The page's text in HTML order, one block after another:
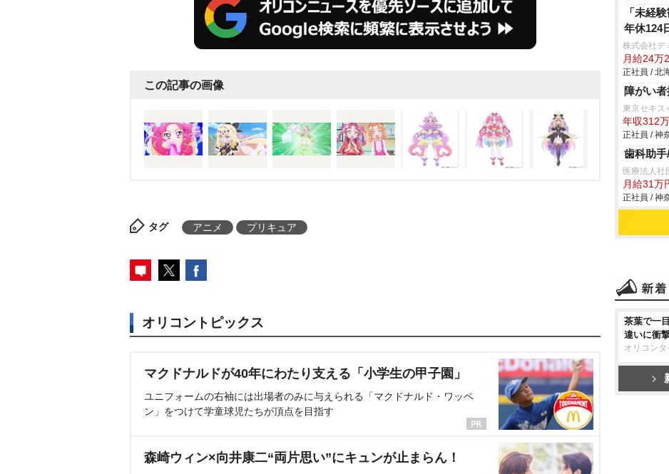
この記事の画像
タグ アニメ プリキュア
オリコントピックス
マクドナルドが40年にわたり支える「小学生の甲子園」
ユニフォームの右袖には出場者のみに与えられる「マクドナルド・ワッペ
ン」をつけて学童球児たちが頂点を目指す
森崎ウィン×向井康二“両片思い”にキュンが止まらん！
「未経
年休124
株式会社デ
月給24万
正社員 / 北
障がい者
東京セキス
年収312
正社員 / 神
歯科助
医療法人社
月給31万
正社員 / 神
茶葉で一
違いに衝
オリコン